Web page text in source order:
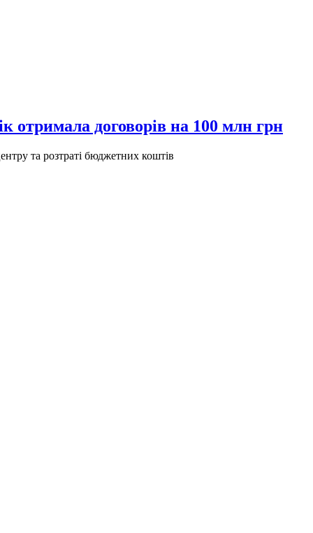
отримала договорів на 100 млн грн
та розтраті бюджетних коштів